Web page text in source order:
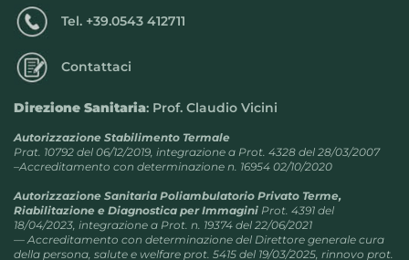
Tel. +39.0543 412711
Contattaci
Direzione Sanitaria: Prof. Claudio Vicini
Autorizzazione Stabilimento Termale
Prat. 10792 del 06/12/2019, integrazione a Prot. 4328 del 28/03/2007
–Accreditamento con determinazione n. 16954 02/10/2020
Autorizzazione Sanitaria Poliambulatorio Privato Terme,
Riabilitazione e Diagnostica per Immagini Prot. 4391 del
18/04/2023, integrazione a Prot. n. 19374 del 22/06/2021
— Accreditamento con determinazione del Direttore generale cura
della persona, salute e welfare prot. 5415 del 19/03/2025, rinnovo prot.